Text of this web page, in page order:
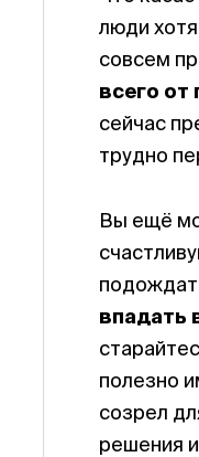
люди
совсем
всего
сейчас
трудно
Вы ещё
впадать
полезно
созрел
решения